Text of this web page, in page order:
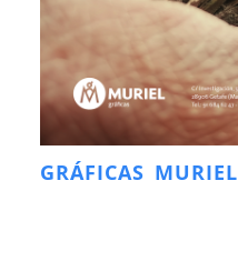
GRÁFICAS MURIEL